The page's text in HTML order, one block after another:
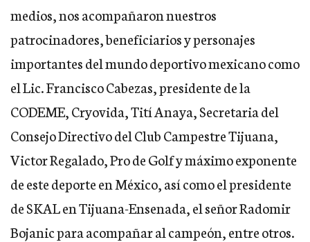
medios, nos acompañaron nuestros
patrocinadores, beneficiarios y personajes
importantes del mundo deportivo mexicano como
el Lic. Francisco Cabezas, presidente de la
CODEME, Cryovida, Tití Anaya, Secretaria del
Consejo Directivo del Club Campestre Tijuana,
Victor Regalado, Pro de Golf y máximo exponente
de este deporte en México, así como el presidente
de SKAL en Tijuana-Ensenada, el señor Radomir
Bojanic para acompañar al campeón, entre otros.